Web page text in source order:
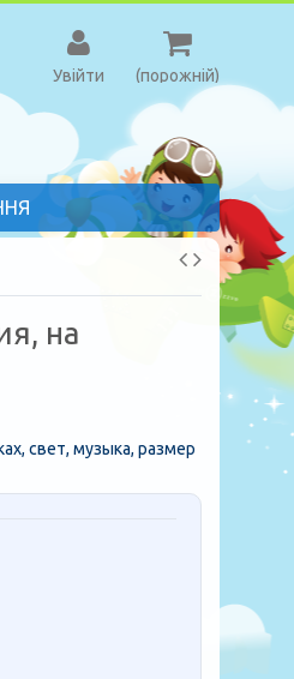
(порожній)
Увійти
на
свет, музыка, размер